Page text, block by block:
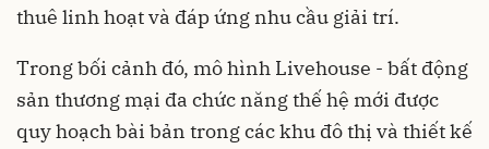
thuê linh hoạt và đáp ứng nhu cầu giải trí.
Trong bối cảnh đó, mô hình Livehouse - bất động
sản thương mại đa chức năng thế hệ mới được
quy hoạch bài bản trong các khu đô thị và thiết kế